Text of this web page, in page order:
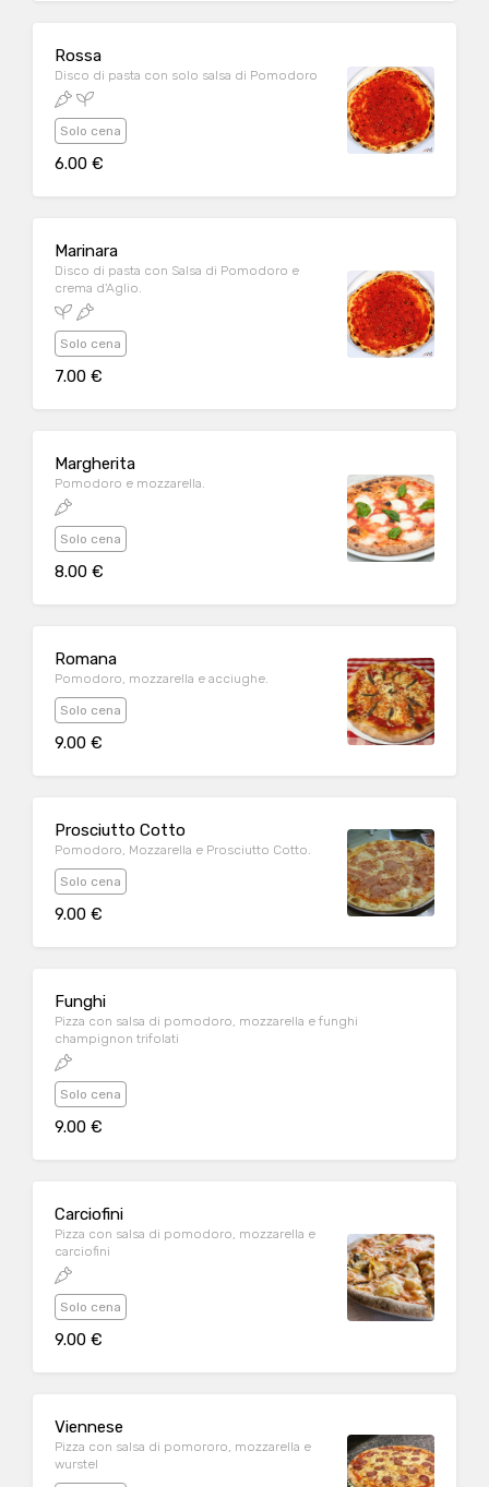
Rossa
Disco di pasta con solo salsa di Pomodoro
Solo cena
6.00 €
Marinara
Disco di pasta con Salsa di Pomodoro e
crema d'Aglio.
Solo cena
7.00 €
Margherita
Pomodoro e mozzarella.
Solo cena
8.00 €
Romana
Pomodoro, mozzarella e acciughe.
Solo cena
9.00 €
Prosciutto Cotto
Pomodoro, Mozzarella e Prosciutto Cotto.
Solo cena
9.00 €
Funghi
Pizza con salsa di pomodoro, mozzarella e funghi
champignon trifolati
Solo cena
9.00 €
Carciofini
Pizza con salsa di pomodoro, mozzarella e
carciofini
Solo cena
9.00 €
Viennese
Pizza con salsa di pomororo, mozzarella e
wurstel